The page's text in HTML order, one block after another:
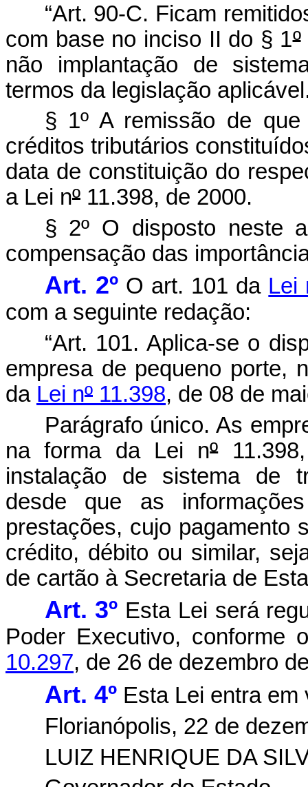
“Art. 90-C. Ficam
com base no inciso II do § 1º
não implantação de
termos da legislação
§ 1º A remissão de
créditos tributários
data de constituição do
a Lei nº 11.398, de 2000.
§ 2º O disposto neste
compensação das
Art. 2ºO art. 101 da Lei
com a seguinte redação:
“Art. 101. Aplica-se o
empresa de pequeno porte,
da Lei nº 11.398, de 08 de
Parágrafo único. As
na forma da Lei nº
instalação de sistema de
desde que as
prestações, cujo pagamento
crédito, débito ou similar,
de cartão à Secretaria de
Art. 3º Esta Lei será
Poder Executivo,
10.297, de 26 de dezembro
Art. 4ºEsta Lei entra em
Florianópolis, 22 de
LUIZ HENRIQUE DA